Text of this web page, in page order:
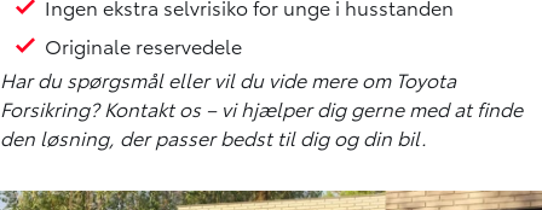
Ingen ekstra selvrisiko for unge i husstanden
Originale reservedele
Har du spørgsmål eller vil du vide mere om Toyota
Forsikring?Kontakt os– vi hjælper dig gerne med at finde
den løsning, der passer bedst til dig og din bil.